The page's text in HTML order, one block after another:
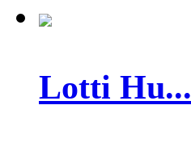
Lotti Hu...